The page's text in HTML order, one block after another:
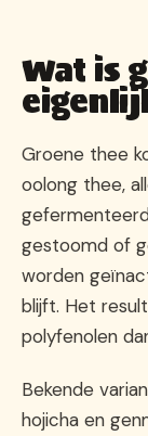
Wat is
Groene thee
oolong thee,
gestoomd of
worden
blijft. Het
polyfenolen
Bekende
hojicha en